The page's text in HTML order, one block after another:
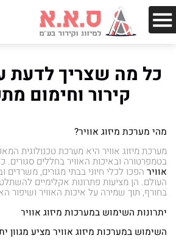
כל מה שצריך לדעת
קירור וחימום
מהי מערכת מיזוג אוויר?
מערכת מיזוג אוויר היא מערכת טכנולוגית
בטמפרטורה ובאיכות האוויר בחללים סגורים.
אוויר הפכו לכלי חיוני בבתי מגורים, משרדים
העולם. הן מציעות פתרונות אקלימיים
בחורף, תוך שמירה על איכות האוויר ושיפור
יתרונות השימוש במערכות מיזוג אוויר
השימוש במערכות מיזוג אוויר מציע מגוון